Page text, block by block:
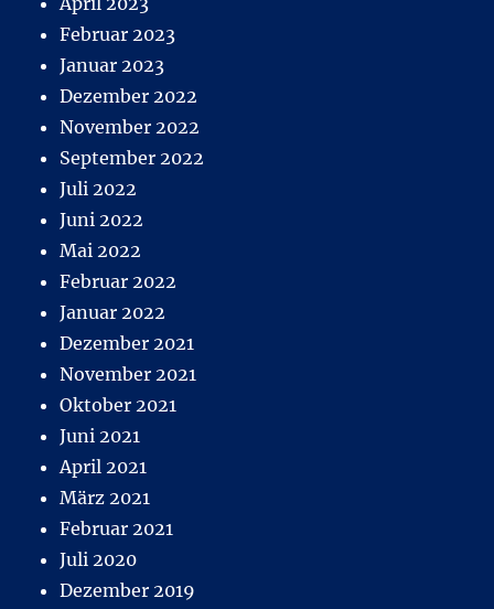
Februar 2023
Januar 2023
Dezember 2022
November 2022
September 2022
Juli 2022
Juni 2022
Mai 2022
Februar 2022
Januar 2022
Dezember 2021
November 2021
Oktober 2021
Juni 2021
April 2021
März 2021
Februar 2021
Juli 2020
Dezember 2019